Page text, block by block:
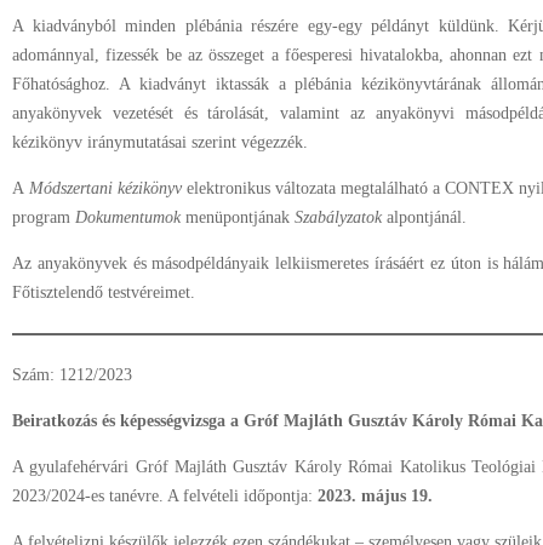
A kiadványból minden plébánia részére egy-egy példányt küldünk.
adománnyal, fizessék be az összeget a főesperesi hivatalokba, ahonnan
Főhatósághoz. A kiadványt iktassák a plébánia kézikönyvtárának
anyakönyvek vezetését és tárolását, valamint az anyakönyvi
kézikönyv iránymutatásai szerint végezzék.
A Módszertani kézikönyv elektronikus változata megtalálható a CONTEX
program Dokumentumok menüpontjának Szabályzatok alpontjánál.
Az anyakönyvek és másodpéldányaik lelkiismeretes írásáért ez úton is
Főtisztelendő testvéreimet.
Szám: 1212/2023
Beiratkozás és képességvizsga a Gróf Majláth Gusztáv Károly Római
A gyulafehérvári Gróf Majláth Gusztáv Károly Római Katolikus
2023/2024-es tanévre. A felvételi időpontja: 2023. május 19.